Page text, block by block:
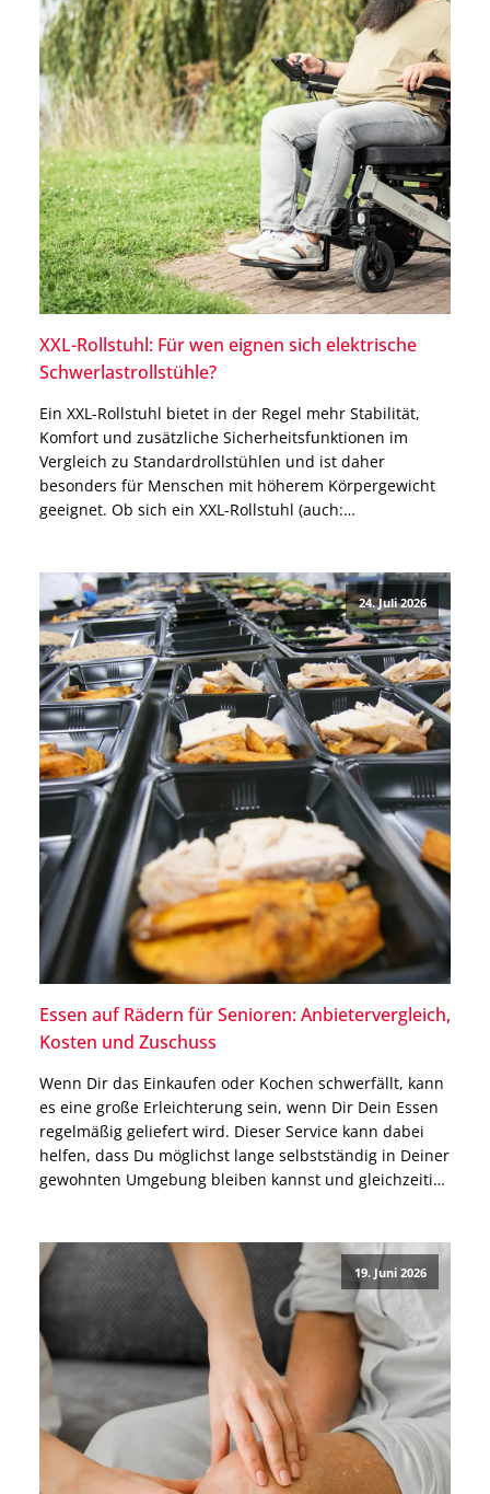
XXL-Rollstuhl: Für wen eignen sich elektrische
Schwerlastrollstühle?
Ein XXL-Rollstuhl bietet in der Regel mehr Stabilität,
Komfort und zusätzliche Sicherheitsfunktionen im
Vergleich zu Standardrollstühlen und ist daher
besonders für Menschen mit höherem Körpergewicht
geeignet. Ob sich ein XXL-Rollstuhl (auch:
große Menschen oder Menschen mit einem allgemein
breiten Körperbau […]
24. Juli 2026
Essen auf Rädern für Senioren: Anbietervergleich,
Kosten und Zuschuss
Wenn Dir das Einkaufen oder Kochen schwerfällt, kann
es eine große Erleichterung sein, wenn Dir Dein Essen
regelmäßig geliefert wird. Dieser Service kann dabei
helfen, dass Du möglichst lange selbstständig in Deiner
gewohnten Umgebung bleiben kannst und gleichzeitig
Anbieter […]
19. Juni 2026